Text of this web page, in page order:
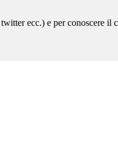
ecc.) e per conoscere il